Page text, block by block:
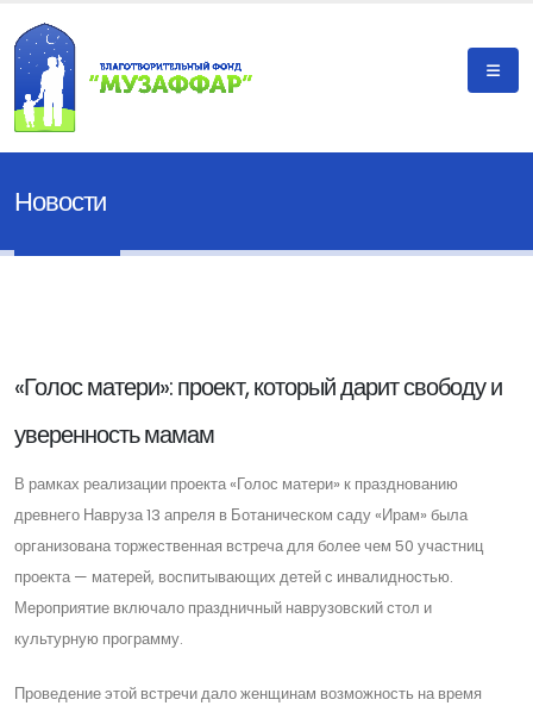
Новости
«Голос матери»: проект, который дарит свободу и
уверенность мамам
В рамках реализации проекта «Голос матери» к празднованию
древнего Навруза 13 апреля в Ботаническом саду «Ирам» была
организована торжественная встреча для более чем 50 участниц
проекта — матерей, воспитывающих детей с инвалидностью.
Мероприятие включало праздничный наврузовский стол и
культурную программу.
Проведение этой встречи дало женщинам возможность на время